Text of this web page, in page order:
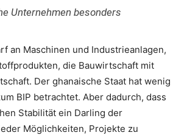
Unternehmen besonders
an Maschinen und Industrieanlagen,
die Bauwirtschaft mit
Der ghanaische Staat hat wenig
BIP betrachtet. Aber dadurch, dass
Stabilität ein Darling der
Möglichkeiten, Projekte zu